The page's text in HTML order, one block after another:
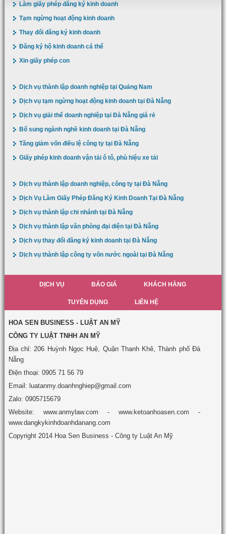
Làm giấy phép đăng ký kinh doanh
Tạm ngừng hoạt động kinh doanh
Thay đổi đăng ký kinh doanh
Đăng ký hộ kinh doanh cá thể
Xin giấy phép con
Dịch vụ thành lập doanh nghiệp tại Quảng Nam
Dịch vụ tạm ngừng hoạt động kinh doanh tại Đà Nẵng
Dịch vụ giải thể doanh nghiệp tại Đà Nẵng giá rẻ
Bổ sung ngành nghề kinh doanh tại Đà Nẵng
Tăng giảm vốn điều lệ công ty tại Đà Nẵng
Giấy phép kinh doanh vận tải ô tô, phù hiệu xe tải
Dịch vụ thành lập doanh nghiệp, công ty tại Đà Nẵng
Dịch Vụ Làm Giấy Phép Đăng Ký Kinh Doanh Tại Đà Nẵng
Dịch vụ thành lập chi nhánh tại Đà Nẵng
Dịch vụ thành lập văn phòng đại diện tại Đà Nẵng
Dịch vụ thay đổi đăng ký kinh doanh tại Đà Nẵng
Dịch vụ thành lập công ty vốn nước ngoài tại Đà Nẵng
DỊCH VỤ BÁO GIÁ KHÁCH HÀNG
TUYỂN DỤNG LIÊN HỆ
HOA SEN BUSINESS - LUẬT AN MỸ
CÔNG TY LUẬT TNHH AN MỸ
Địa chỉ: 206 Huỳnh Ngọc Huệ, Quận Thanh Khê, Thành phố Đà
Nẵng
Điện thoại: 0905 71 56 79
Email: luatanmy.doanhnghiep@gmail.com
Zalo: 0905715679
Website: www.anmylaw.com - www.ketoanhoasen.com -
www.dangkykinhdoanhdanang.com
Copyright 2014 Hoa Sen Business - Công ty Luật An Mỹ